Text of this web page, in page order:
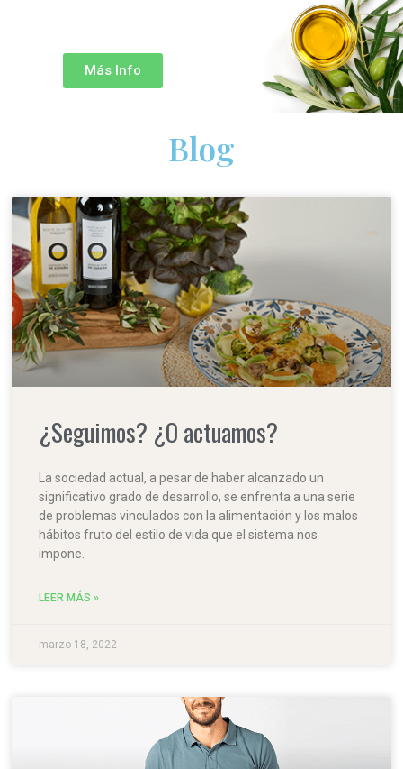
Más Info
Blog
¿Seguimos? ¿O actuamos?
La sociedad actual, a pesar de haber alcanzado un
significativo grado de desarrollo, se enfrenta a una serie
de problemas vinculados con la alimentación y los malos
hábitos fruto del estilo de vida que el sistema nos
impone.
LEER MÁS »
marzo 18, 2022